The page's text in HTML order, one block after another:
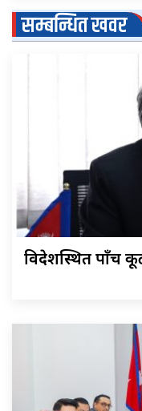
सम्बन्धित खवर
विदेशस्थित पाँच